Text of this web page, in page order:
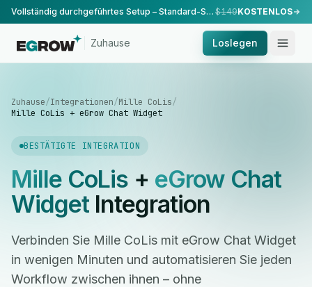
Vollständig durchgeführtes Setup – Standard-Setup, durchgeführt von unserem Team. $149KOSTENLOS
Zuhause Loslegen
Zuhause/Integrationen/Mille CoLis/
Mille CoLis + eGrow Chat Widget
BESTÄTIGTE INTEGRATION
Mille CoLis+ eGrow Chat
WidgetIntegration
Verbinden Sie Mille CoLis mit eGrow Chat Widget
in wenigen Minuten und automatisieren Sie jeden
Workflow zwischen ihnen – ohne